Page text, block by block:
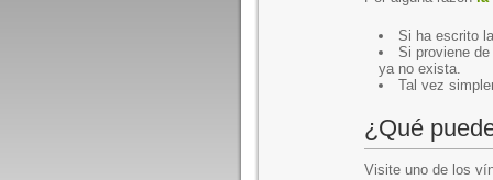
Si ha escrito
Si proviene
ya no exista.
Tal vez
¿Qué
Visite uno de los